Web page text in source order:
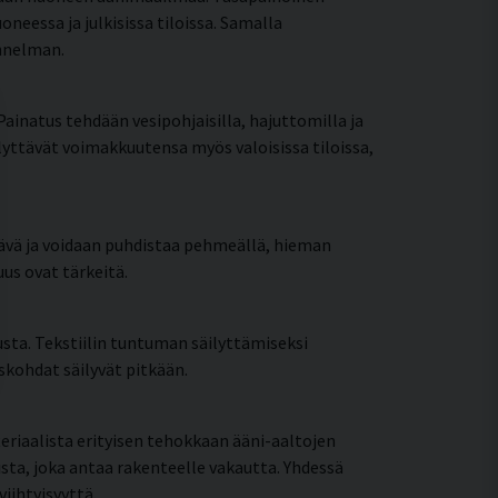
ja julkisissa tiloissa. Samalla
tehdään vesipohjaisilla, hajuttomilla ja
voimakkuutensa myös valoisissa tiloissa,
ja voidaan puhdistaa pehmeällä, hieman
ovat tärkeitä.
Tekstiilin tuntuman säilyttämiseksi
säilyvät pitkään.
erityisen tehokkaan ääni-aaltojen
joka antaa rakenteelle vakautta. Yhdessä